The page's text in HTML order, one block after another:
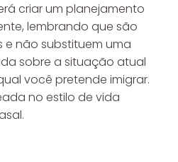
criar um planejamento
lembrando que são
e não substituem uma
sobre a situação atual
você pretende imigrar.
no estilo de vida